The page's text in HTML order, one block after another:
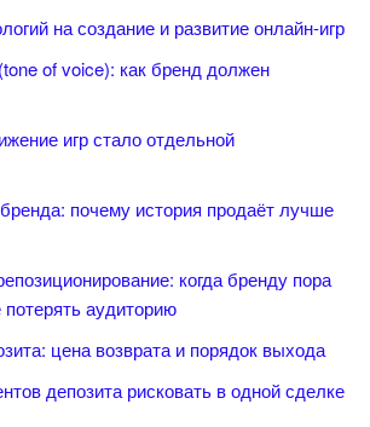
на создание и развитие онлайн-игр
of voice): как бренд должен
игр стало отдельной
почему история продаёт лучше
когда бренду пора
потерять аудиторию
цена возврата и порядок выхода
депозита рисковать в одной сделке